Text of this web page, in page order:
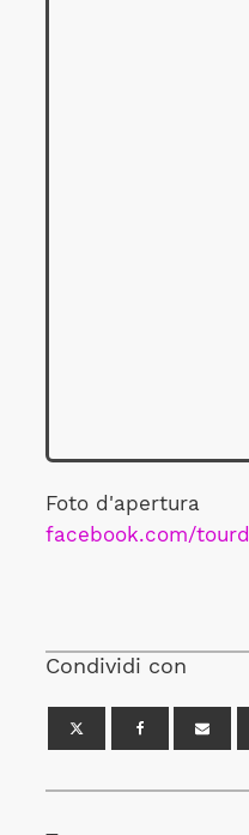
Foto d'apertura
facebook.com/
Condividi con